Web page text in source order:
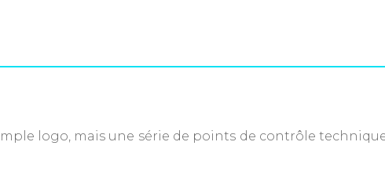
logo, mais une série de points de contrôle